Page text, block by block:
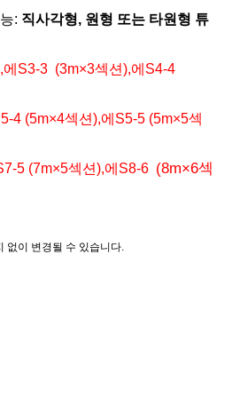
Snap-Lock Rover Rod (2m) QR 요람 클램프 (25-38mm)
: 직사각형, 원형 ​​또는 타원형 튜
,에 S3-3 (3m×3섹션),에 S4-4
5-4 (5m×4섹션),에 S5-5 (5m×5섹
7-5 (7m×5섹션),에 S8-6 (8m×6섹
없이 변경될 수 있습니다.